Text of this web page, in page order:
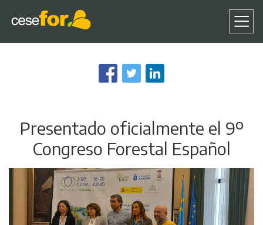
al
contenido
Presentado oficialmente el 9º
Congreso Forestal Español